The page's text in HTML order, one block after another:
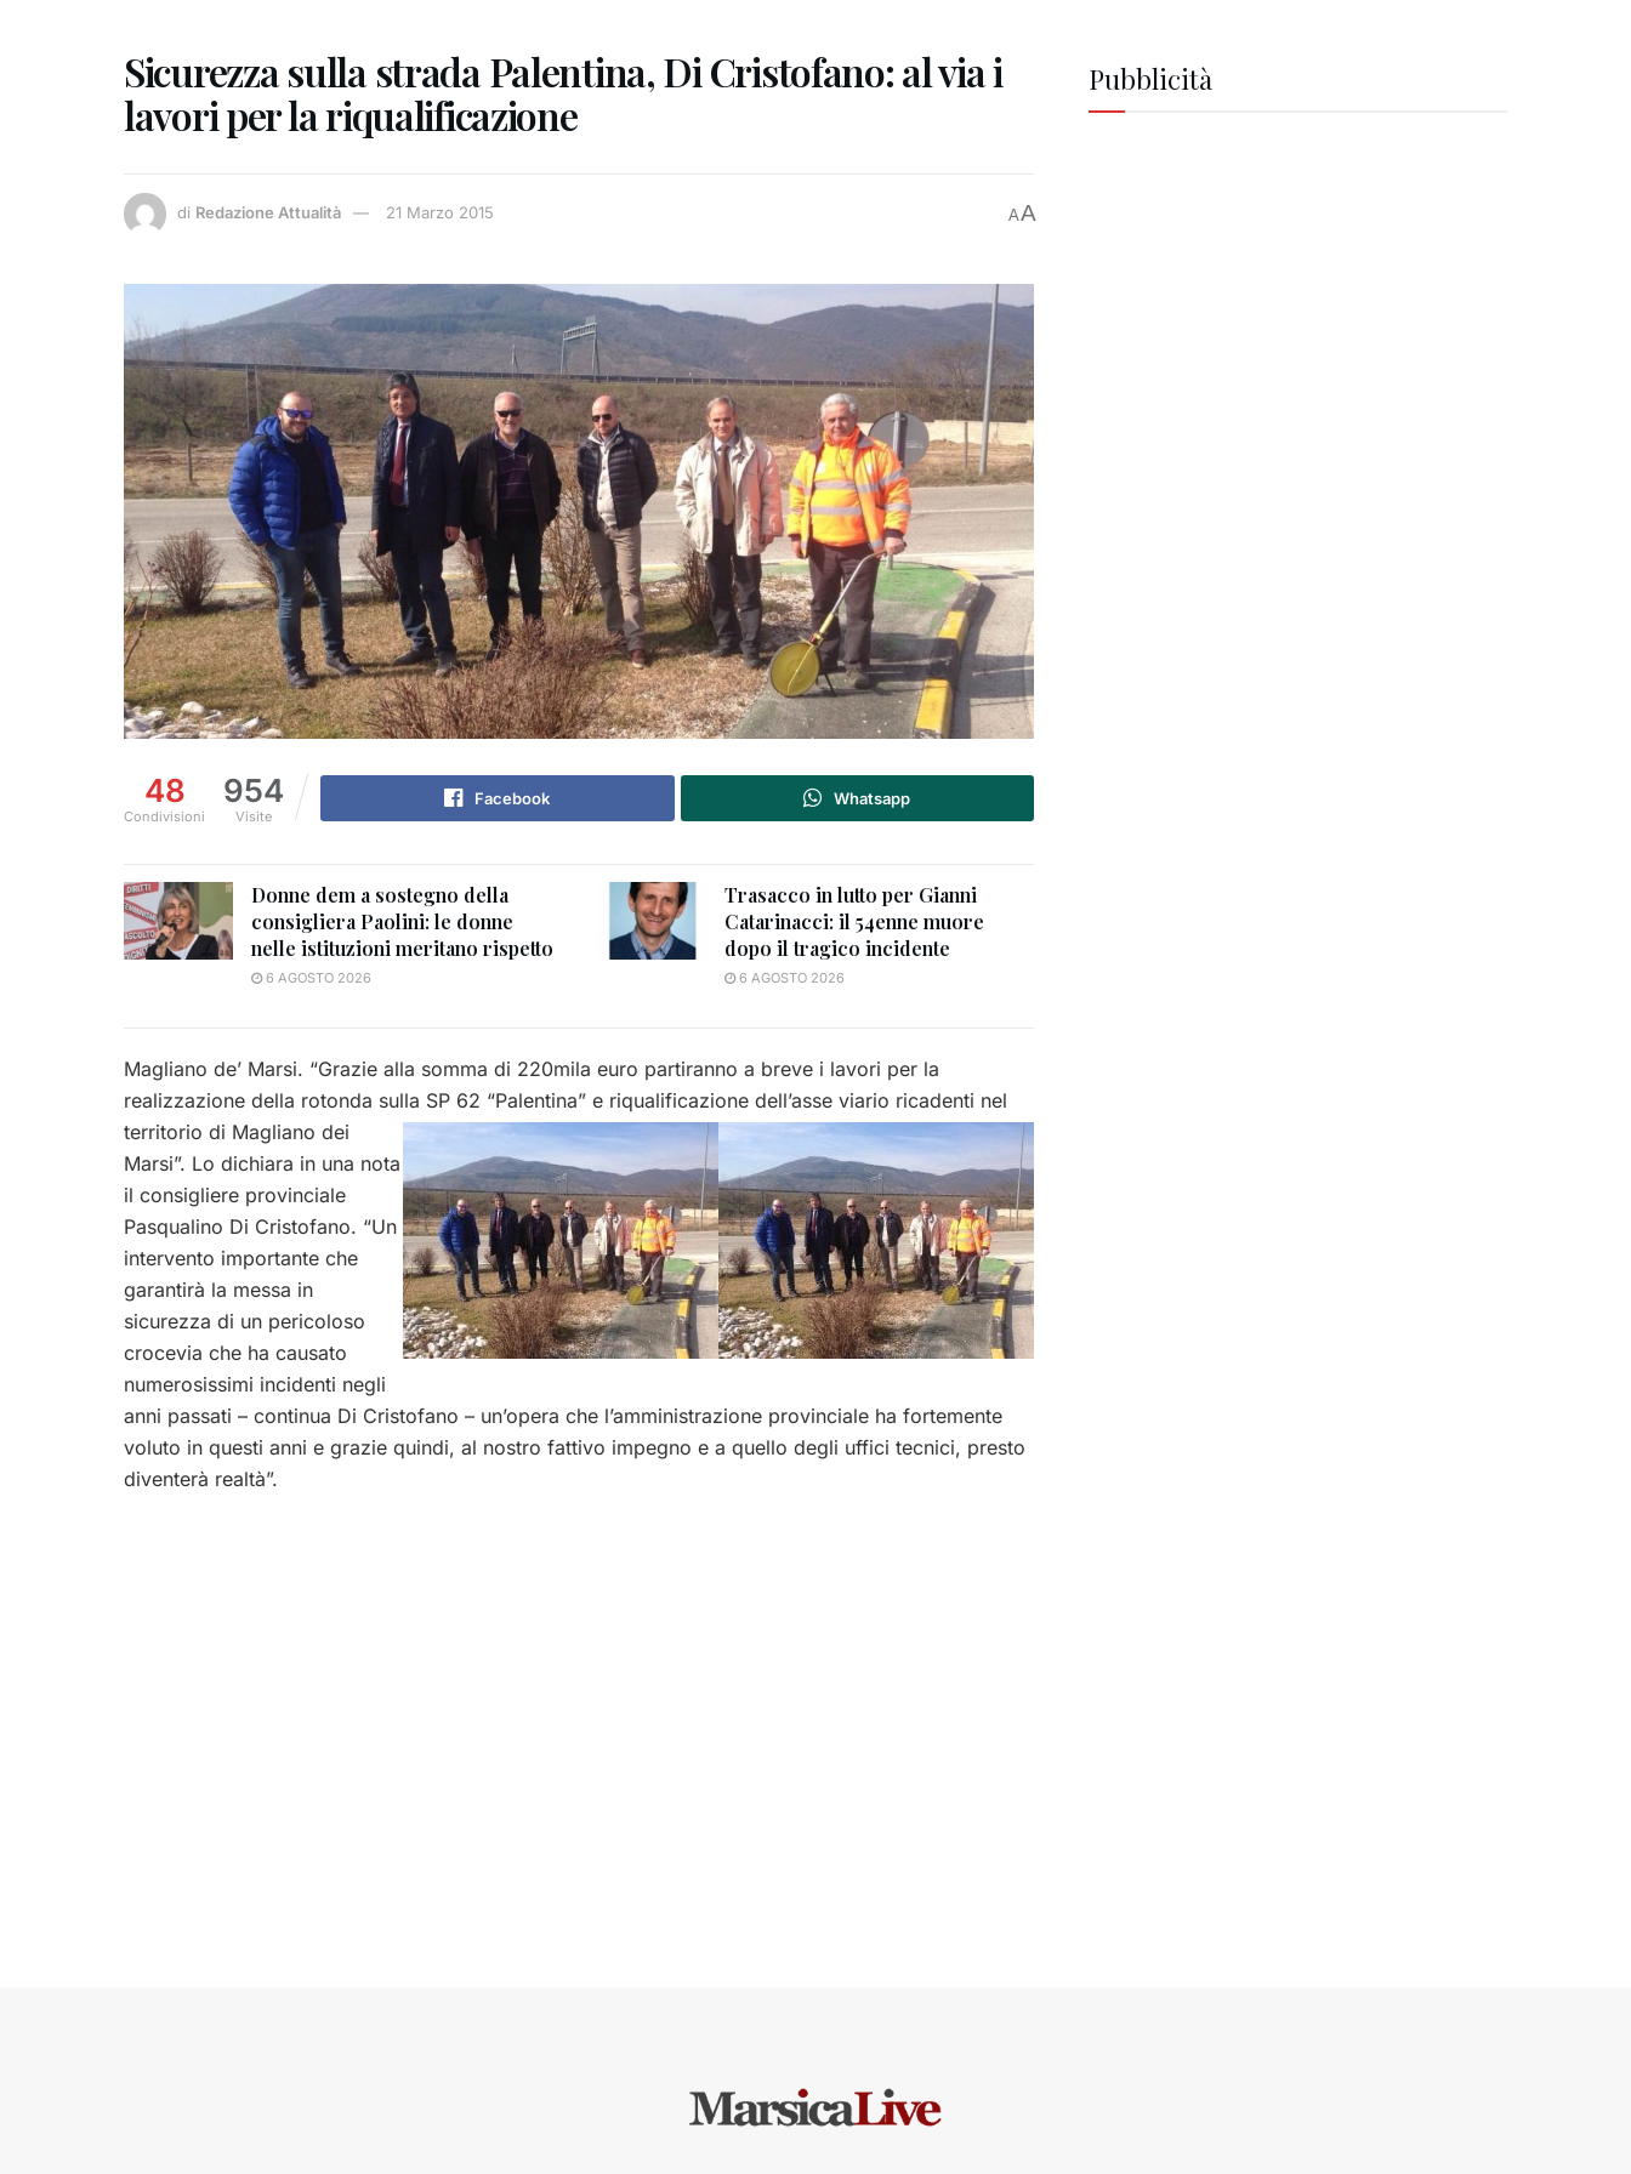
Sicurezza sulla strada Palentina, Di Cristofano: al via i
lavori per la riqualificazione
di Redazione Attualità 21 Marzo 2015 AA
48
Condivisioni
954
Visite
Facebook Whatsapp
Donne dem a sostegno della
consigliera Paolini: le donne
nelle istituzioni meritano rispetto
6 AGOSTO 2026
Trasacco in lutto per Gianni
Catarinacci: il 54enne muore
dopo il tragico incidente
6 AGOSTO 2026
Magliano de’ Marsi. “Grazie alla somma di 220mila euro partiranno a breve i lavori per la
realizzazione della rotonda sulla SP 62 “Palentina” e riqualificazione dell’asse viario ricadenti nel
territorio di Magliano dei
Marsi”. Lo dichiara in una nota
il consigliere provinciale
Pasqualino Di Cristofano. “Un
intervento importante che
garantirà la messa in
sicurezza di un pericoloso
crocevia che ha causato
numerosissimi incidenti negli
anni passati – continua Di Cristofano – un’opera che l’amministrazione provinciale ha fortemente
voluto in questi anni e grazie quindi, al nostro fattivo impegno e a quello degli uffici tecnici, presto
diventerà realtà”.
Pubblicità